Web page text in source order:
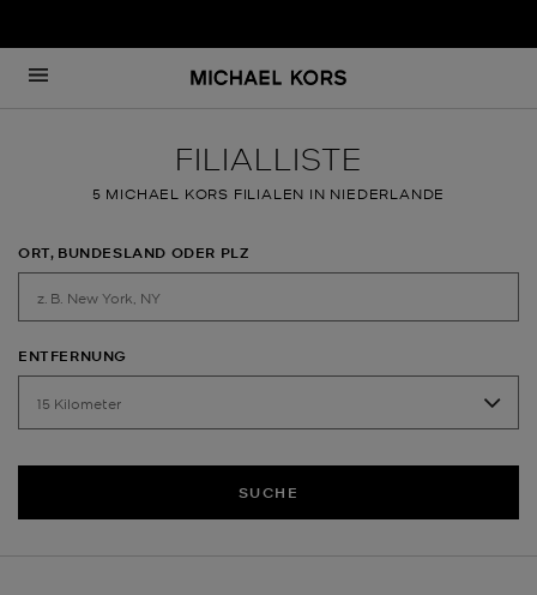
Zum Inhalt springen
Zurück zu Nav
FILIALLISTE
5 MICHAEL KORS FILIALEN IN NIEDERLANDE
ORT, BUNDESLAND ODER PLZ
ENTFERNUNG
SUCHE